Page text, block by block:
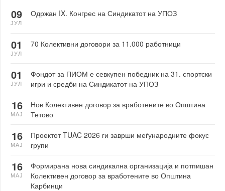
Одржан IX. Конгрес на Синдикатот на УПОЗ
09
ЈУЛ
70 Колективни договори за 11.000 работници
01
ЈУЛ
Фондот за ПИОМ е севкупен победник на 31. спортски
игри и средби на Синдикатот на УПОЗ
01
ЈУЛ
Нов Колективен договор за вработените во Општина
Тетово
16
МАЈ
Проектот TUAC 2026 ги заврши меѓународните фокус
групи
16
МАЈ
Формирана нова синдикална организација и потпишан
Колективен договор за вработените во Општина
Карбинци
16
МАЈ